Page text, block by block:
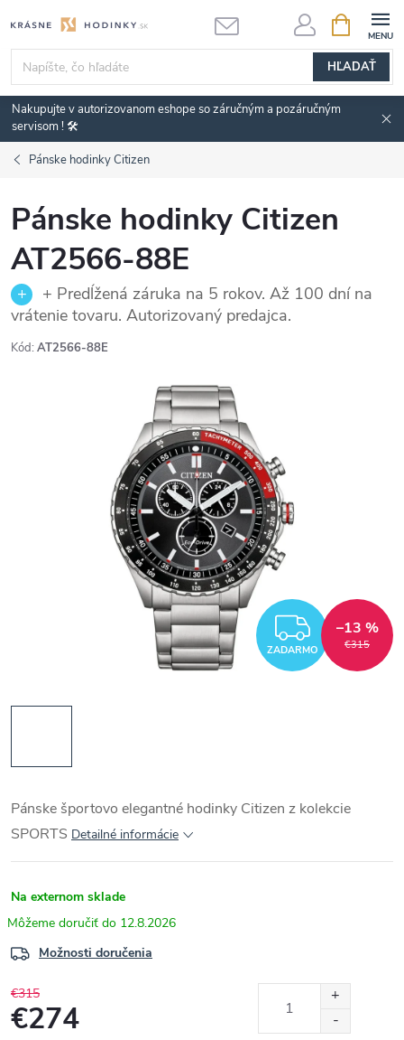
na
obsah
HĽADAŤ
KOŠÍK
Nakupujte v autorizovanom eshope so záručným a pozáručným
servisom ! 🛠️
Pánske hodinky Citizen
Pánske hodinky Citizen
AT2566-88E
+ Predĺžená záruka na 5 rokov. Až 100 dní na
vrátenie tovaru. Autorizovaný predajca.
Kód: AT2566-88E
ZADARMO €315
–13 %
Pánske športovo elegantné hodinky Citizen z kolekcie
SPORTS Detailné informácie
Na externom sklade
12.8.2026
Možnosti doručenia
€315
€274